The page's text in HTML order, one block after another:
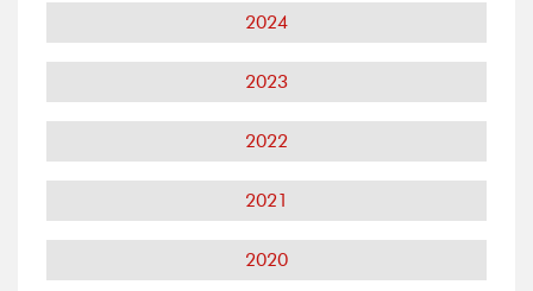
2024
2023
2022
2021
2020